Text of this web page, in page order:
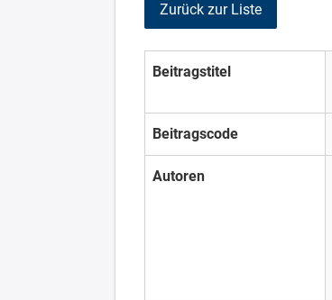
Zurück zur Liste
Beitragstitel
Beitragscode
Autoren